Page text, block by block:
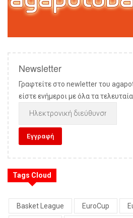
Newsletter
Γραφτείτε στο newletter του
είστε ενήμεροι με όλα τα
Tags Cloud
Basket League EuroCup